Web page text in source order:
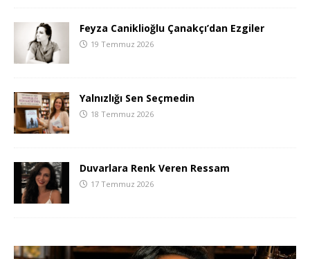
Feyza Caniklioğlu Çanakçı’dan Ezgiler
19 Temmuz 2026
Yalnızlığı Sen Seçmedin
18 Temmuz 2026
Duvarlara Renk Veren Ressam
17 Temmuz 2026